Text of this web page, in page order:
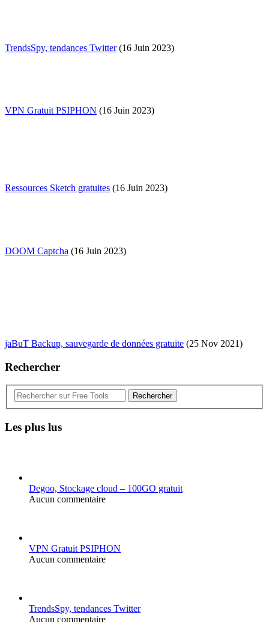
TrendsSpy, tendances Twitter(16 Juin 2023)
VPN Gratuit PSIPHON (16 Juin 2023)
Ressources Sketch gratuites (16 Juin 2023)
DOOM Captcha (16 Juin 2023)
jaBuT Backup, sauvegarde de données gratuite (25 Nov 2021)
Rechercher
Rechercher
Les plus lus
Degoo, Stockage cloud – 100GO gratuit
Aucun commentaire
VPN Gratuit PSIPHON
Aucun commentaire
TrendsSpy, tendances Twitter
Aucun commentaire